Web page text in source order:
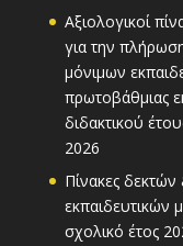
Αξιολογικοί
για την
μόνιμων
πρωτοβάθμιας
διδακτικού
2026
Πίνακες
σχολικό έτος